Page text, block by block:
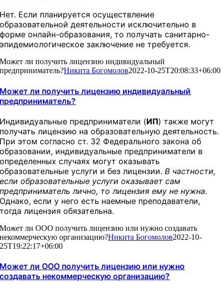
Нет. Если планируется осуществление
образовательной деятельности исключительно в
форме онлайн-образования, то получать санитарно-
эпидемиологическое заключение не требуется.
Может ли получить лицензию индивидуальный
предприниматель?Никита Богомолов2022-10-25T20:08:33+06:00
Может ли получить лицензию индивидуальный
предприниматель?
Индивидуальные предприниматели (ИП) также могут
получать лицензию на образовательную деятельность.
При этом согласно ст. 32 Федерального закона об
образовании, индивидуальные предприниматели в
определенных случаях могут оказывать
образовательные услуги и без лицензии. В частности,
если образовательные услуги оказывает сам
предприниматель лично, то лицензия ему не нужна.
Однако, если у него есть наемные преподаватели,
тогда лицензия обязательна.
Может ли ООО получить лицензию или нужно создавать
некоммерческую организацию?Никита Богомолов2022-10-
25T19:22:17+06:00
Может ли ООО получить лицензию или нужно
создавать некоммерческую организацию?